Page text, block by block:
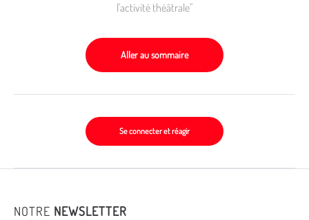
l'activité théâtrale"
Aller au sommaire
Se connecter et réagir
NOTRE NEWSLETTER